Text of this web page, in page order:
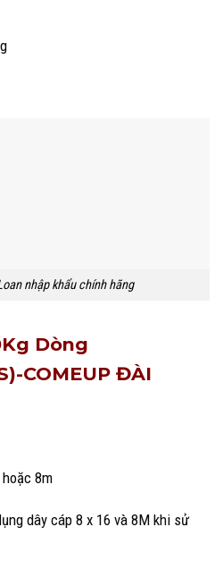
nhập khẩu chính hãng
Dòng
COMEUP ĐÀI
hoặc 8m
dây cáp 8 x 16 và 8M khi sử